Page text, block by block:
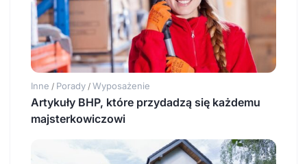
Inne / Porady / Wyposażenie
Artykuły BHP, które przydadzą się każdemu
majsterkowiczowi